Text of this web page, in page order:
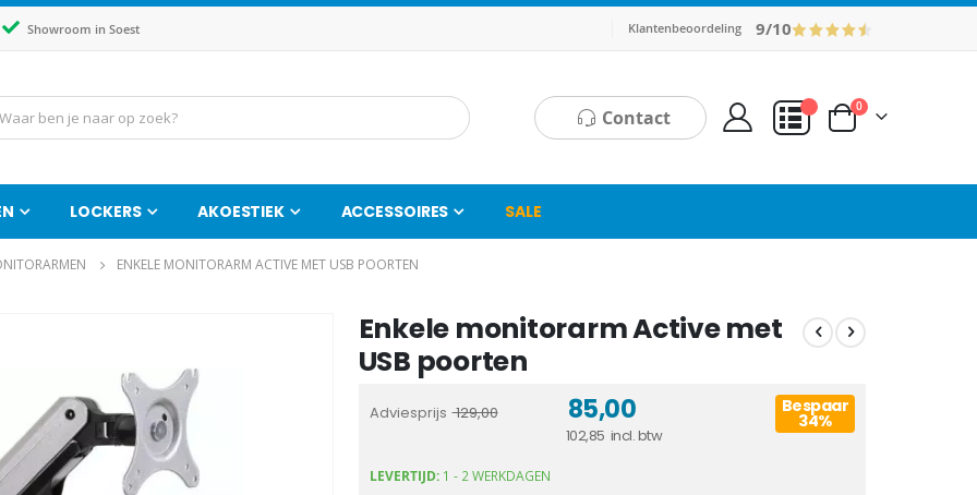
Showroom in Soest Klantenbeoordeling 9/10
Contact Cart
0producten
LOCKERS AKOESTIEK ACCESSOIRES SALE
ENKELE MONITORARM ACTIVE MET USB POORTEN
naar
afbeeldingen-
Enkele monitorarm Active met
USB poorten
Adviesprijs 129,00
102,85
85,00 Bespaar
34%
LEVERTIJD: 1 - 2 WERKDAGEN